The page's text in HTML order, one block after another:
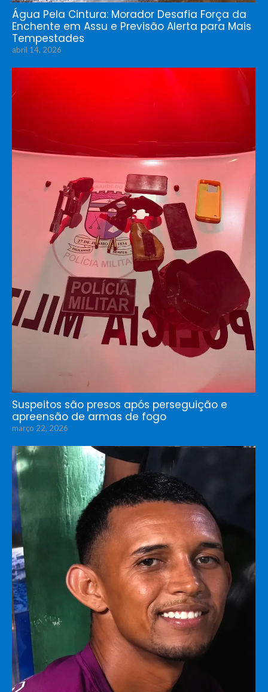
Água Pela Cintura: Morador Desafia Força da
Enchente em Assu e Previsão Alerta para Mais
Tempestades
abril 14, 2026
Suspeitos são presos após perseguição e
apreensão de armas de fogo
março 22, 2026